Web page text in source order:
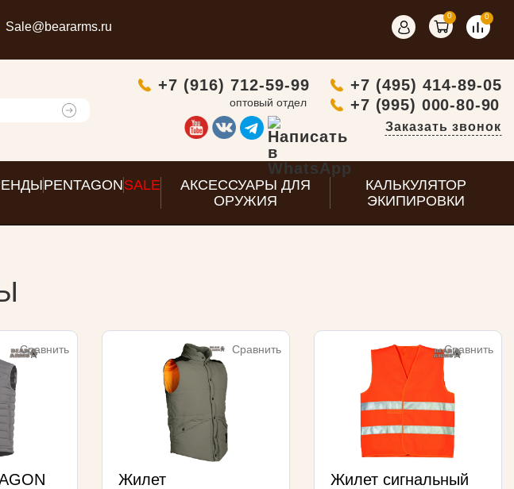
Sale@beararms.ru
0 0
+7 (916) 712-59-99
оптовый отдел
+7 (495) 414-89-05
+7 (995) 000-80-90
Заказать звонок
PENTAGONSALE
АКСЕССУАРЫ ДЛЯ
ОРУЖИЯ
КАЛЬКУЛЯТОР
ЭКИПИРОВКИ
Сравнить Сравнить
Жилет
Сравнить
Жилет сигнальный